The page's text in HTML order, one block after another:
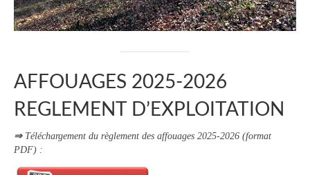
AFFOUAGES 2025-2026
REGLEMENT D’EXPLOITATION
⇒ Téléchargement du règlement des affouages 2025-2026 (format
PDF) :